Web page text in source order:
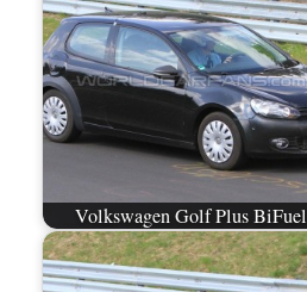
Volkswagen Golf Plus BiFuel